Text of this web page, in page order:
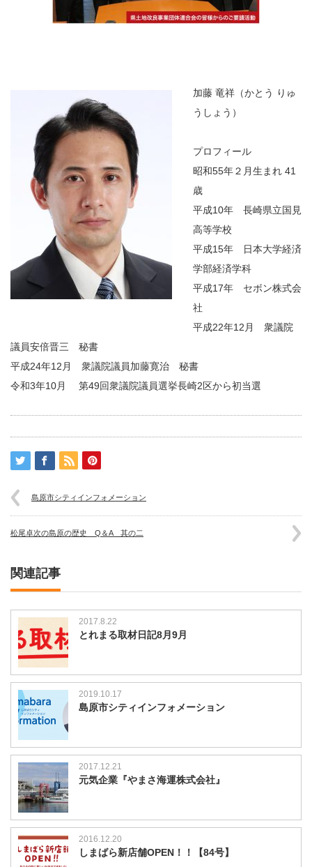
加藤 竜祥（かとう りゅ
うしょう）
プロフィール
昭和55年２月生まれ 41
歳
平成10年 長崎県立国見
高等学校
平成15年 日本大学経済
学部経済学科
平成17年 セボン株式会
社
平成22年12月 衆議院
議員安倍晋三 秘書
平成24年12月 衆議院議員加藤寛治 秘書
令和3年10月 第49回衆議院議員選挙長崎2区から初当選
島原市シティインフォメーション
松尾卓次の島原の歴史 Q＆A 其の二
関連記事
2017.8.22
とれまる取材日記8月9月
2019.10.17
島原市シティインフォメーション
2017.12.21
元気企業『やまさ海運株式会社』
2016.12.20
しまばら新店舗OPEN！！【84号】